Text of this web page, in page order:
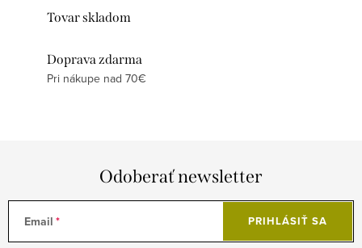
Tovar skladom
Doprava zdarma
Pri nákupe nad 70€
Odoberať newsletter
Email PRIHLÁSIŤ SA